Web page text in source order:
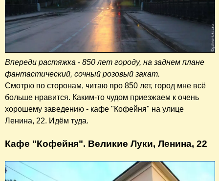
Впереди растяжка - 850 лет городу, на заднем плане
фантастический, сочный розовый закат.
Смотрю по сторонам, читаю про 850 лет, город мне всё
больше нравится. Каким-то чудом приезжаем к очень
хорошему заведению - кафе "Кофейня" на улице
Ленина, 22. Идём туда.
Кафе "Кофейня". Великие Луки, Ленина, 22